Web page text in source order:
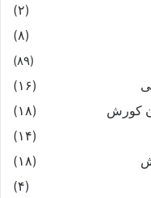
(۲)
(۸)
(۸۹)
(۱۶)
کورش
(۱۸)
(۱۴)
(۱۸)
(۴)